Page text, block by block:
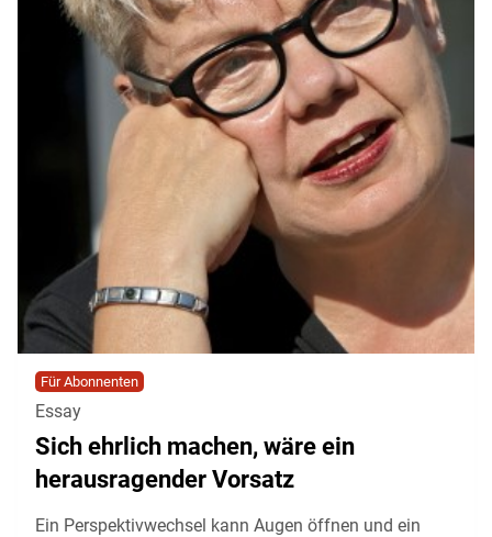
Für Abonnenten
Essay
Sich ehrlich machen, wäre ein
herausragender Vorsatz
Ein Perspektivwechsel kann Augen öffnen und ein